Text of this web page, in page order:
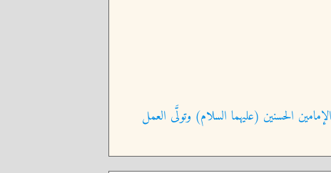
الحسنين (عليهما السلام) وتولَّى العمل